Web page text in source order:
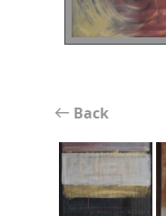
Back